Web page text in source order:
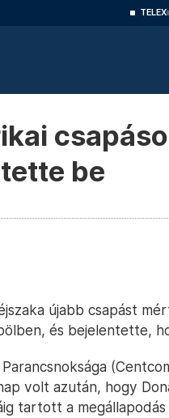
TELEX
be
újabb csapást
és bejelentette,
volt azután, hogy
tartott a